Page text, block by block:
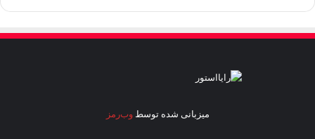
میزبانی شده توسطوب‌رمز